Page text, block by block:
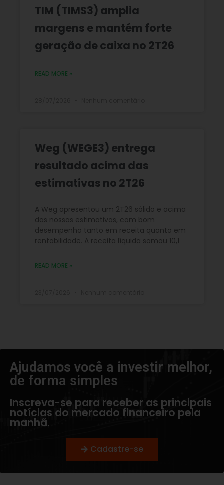
TIM (TIMS3) amplia
margens e mantém forte
geração de caixa no 2T26
READ MORE »
Weg (WEGE3) entrega
resultado acima das
estimativas no 2T26
A Weg apresentou um 2T26 sólido e acima
das nossas estimativas, com bom
desempenho tanto em receita quanto em
rentabilidade. A receita líquida somou 10,1
READ MORE »
Ajudamos você a investir melhor,
de forma simples​
Inscreva-se para receber as principais
notícias do mercado financeiro pela
manhã.
Cadastre-se